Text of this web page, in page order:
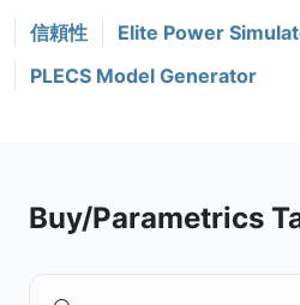
信頼性
Elite Power
PLECS Model Generator
Buy/Parametrics